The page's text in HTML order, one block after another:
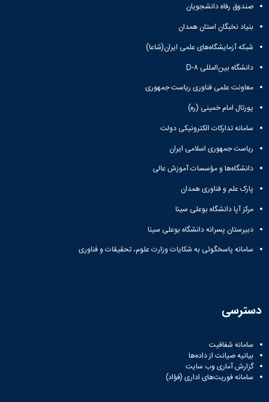
صندوق رفاه دانشجویان
بنیاد نخبگان استان همدان
شبکه آزمایشگاه‌های علمی ایران(شاعا)
دانشگاه بین‌المللی D-۸
معاونت علمی فناوری ریاست جمهوری
پورتال امام خمینی (ره)
سامانه تدارکات الکترونیکی دولت
ریاست جمهوری اسلامی ایران
دانشگاه‌ها و مؤسسات آموزش عالی
پارک علم و فناوری همدان
مرکز آپا دانشگاه بوعلی سینا
دبیرستان پسرانه دانشگاه بوعلی سینا
سامانه پاسخگوئی به شکایات وزارت علوم، تحقیقات و فناوری
دسترسی
سامانه شفافیت
بیانیه صیانت از داده‌ها
گزارش آماری وب‌ سایت
سامانه فوریت‌های اداری (فؤاد)